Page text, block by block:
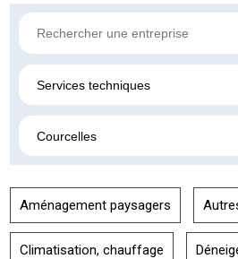
Services techniques
Courcelles
Aménagement paysagers
Climatisation, chauffage